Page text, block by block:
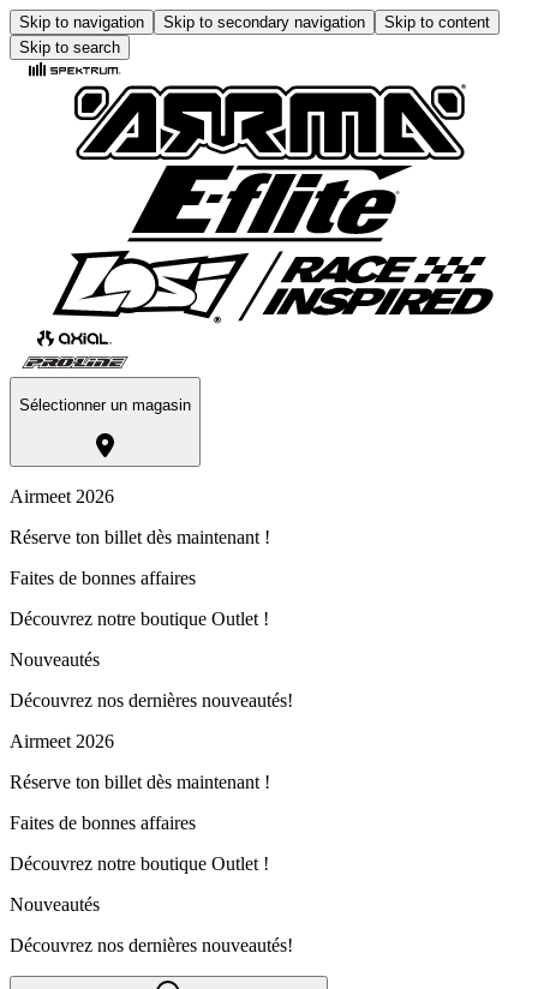
Skip to navigation Skip to secondary navigation
Skip to content
Skip to search
Sélectionner un magasin
Airmeet 2026
Réserve ton billet dès maintenant !
Faites de bonnes affaires
Découvrez notre boutique Outlet !
Nouveautés
Découvrez nos dernières nouveautés!
Airmeet 2026
Réserve ton billet dès maintenant !
Faites de bonnes affaires
Découvrez notre boutique Outlet !
Nouveautés
Découvrez nos dernières nouveautés!